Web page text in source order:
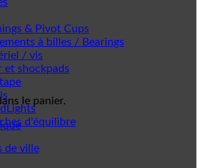
le panier.
& Pivot Cups
à billes / Bearings
/ vis
et shockpads
d'équilibre
de ville